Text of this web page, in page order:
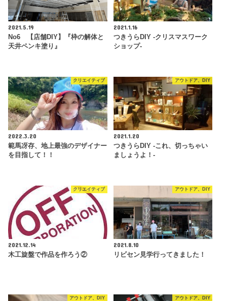
2021.5.19
No6 【店舗DIY】『枠の解体と
天井ペンキ塗り』
2021.1.16
つきうらDIY -クリスマスワーク
ショップ-
クリエイティブ
2022.3.20
範馬冴存、地上最強のデザイナー
を目指して！！
アウトドア、DIY
2021.1.20
つきうらDIY -これ、切っちゃい
ましょうよ！-
クリエイティブ
2021.12.14
木工旋盤で作品を作ろう②
アウトドア、DIY
2021.8.10
リビセン見学行ってきました！
アウトドア、DIY アウトドア、DIY